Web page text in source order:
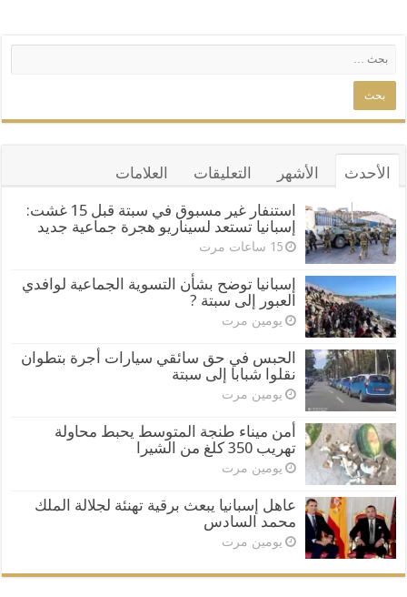
الأحدث الأشهر التعليقات العلامات
استنفار غير مسبوق في سبتة قبل 15 غشت:
إسبانيا تستعد لسيناريو هجرة جماعية جديد
15 ساعات مرت
إسبانيا توضح بشأن التسوية الجماعية لوافدي
العبور إلى سبتة ?
يومين مرت
الحبس في حق سائقي سيارات أجرة بتطوان
نقلوا شبابا إلى سبتة
يومين مرت
أمن ميناء طنجة المتوسط يحبط محاولة
تهريب 350 كلغ من الشيرا
يومين مرت
عاهل إسبانيا يبعث برقية تهنئة لجلالة الملك
محمد السادس
يومين مرت